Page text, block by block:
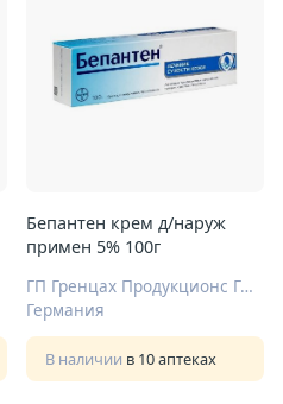
Бепантен крем д/наруж
примен 5% 100г
ГП Гренцах Продукционс ГмбХ
Германия
В наличии в 10 аптеках